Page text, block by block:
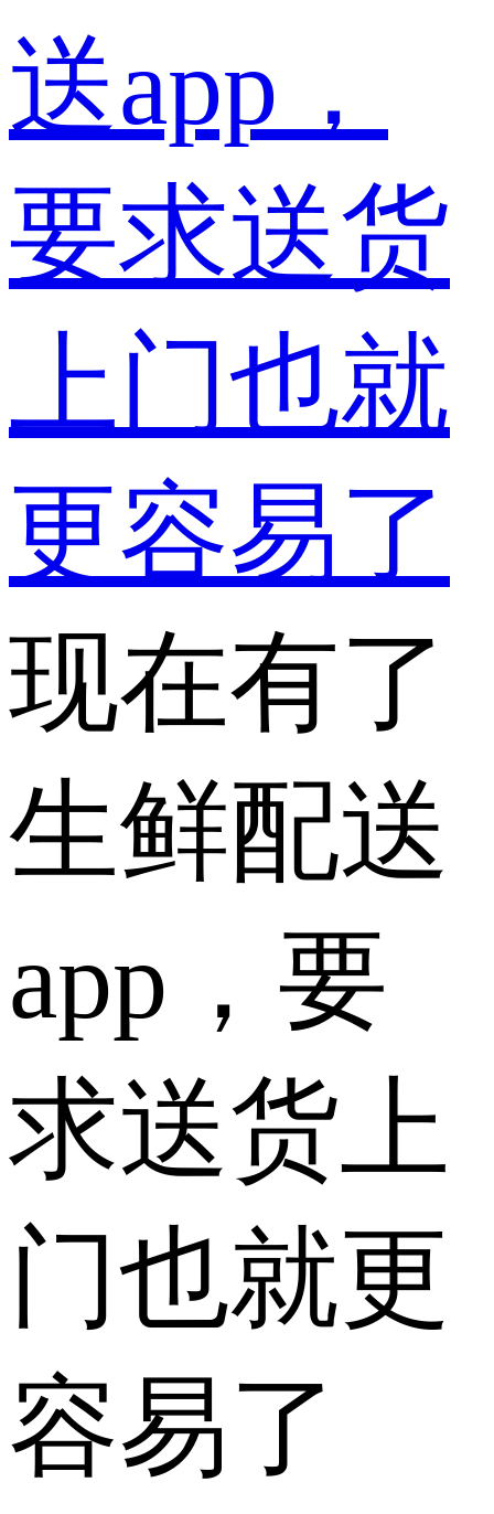
送app，
要求送货
上门也就
更容易了
现在有了
生鲜配送
app，要
求送货上
门也就更
容易了